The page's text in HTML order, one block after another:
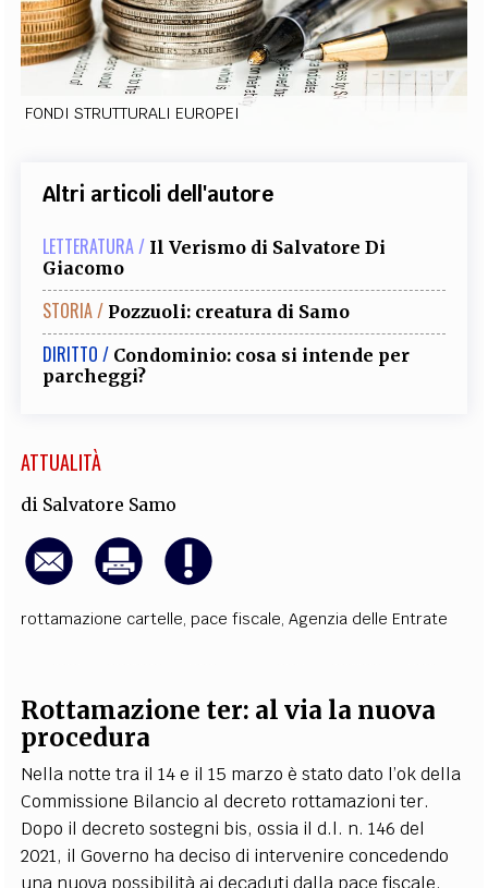
EXTRA
CODICI RUBRICHE LIBRI PROCEEDINGS PUBBLICITÀ CONTATTI
SOCIAL MEDIA
FONDI STRUTTURALI EUROPEI
Altri articoli dell'autore
LETTERATURA / Il Verismo di Salvatore Di
Giacomo
STORIA / Pozzuoli: creatura di Samo
DIRITTO / Condominio: cosa si intende per
parcheggi?
ATTUALITÀ
di Salvatore Samo
rottamazione cartelle, pace fiscale,Agenzia delle Entrate
Rottamazione ter: al via la nuova
procedura
Nella notte tra il 14 e il 15 marzo è stato dato l’ok della
Commissione Bilancio al decreto rottamazioni ter.
Dopo il decreto sostegni bis, ossia il d.l. n. 146 del
2021, il Governo ha deciso di intervenire concedendo
una nuova possibilità ai decaduti dalla pace fiscale.